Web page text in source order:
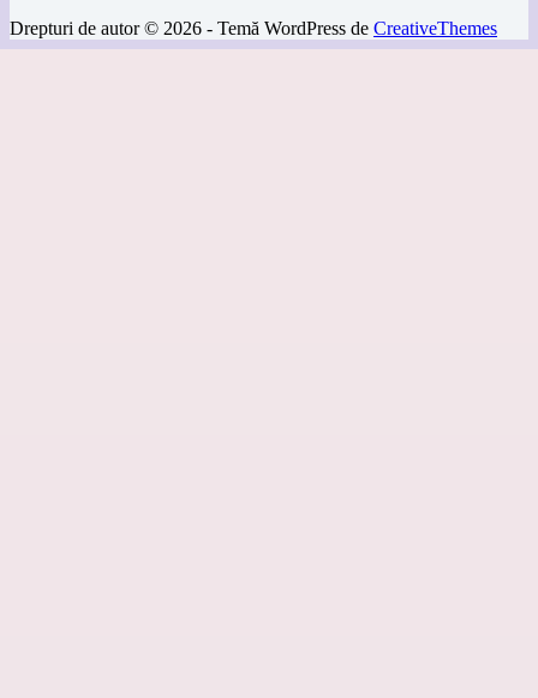
Drepturi de autor © 2026 - Temă WordPress de CreativeThemes